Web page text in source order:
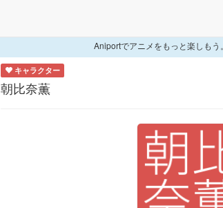
Aniportでアニメをもっと楽しもう。
キャラクター
朝比奈薫